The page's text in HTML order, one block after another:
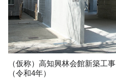
（仮称）高知興林会館新築工事
（令和4年）